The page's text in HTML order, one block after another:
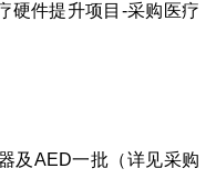
硬件提升项目-采购医疗
及AED一批（详见采购